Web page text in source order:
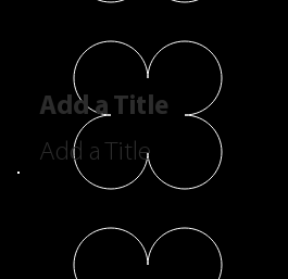
Add a Title
Add a Title